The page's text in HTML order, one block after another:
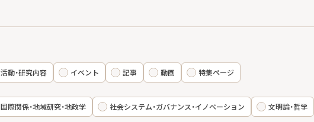
活動・研究内容 イベント 記事 動画 特集ページ
国際関係・地域研究・地政学 社会システム・ガバナンス・イノベーション 文明論・哲学